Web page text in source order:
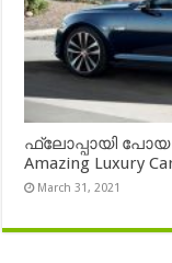
ഫ്ലോപ്പായി
Amazing Luxury
March 31, 2021